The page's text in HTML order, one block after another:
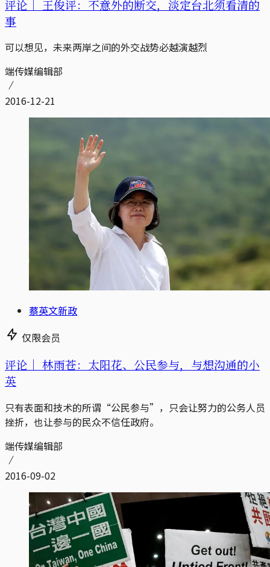
评论｜ 王俊评：不意外的断交，淡定台北须看清的
事
可以想见，未来两岸之间的外交战势必越演越烈
端传媒编辑部
2016-12-21
蔡英文新政
仅限会员
评论｜ 林雨苍：太阳花、公民参与，与想沟通的小
英
只有表面和技术的所谓“公民参与”，只会让努力的公务人员
挫折，也让参与的民众不信任政府。
端传媒编辑部
2016-09-02